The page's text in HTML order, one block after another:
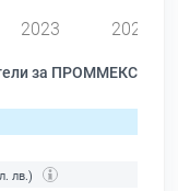
2023 2024
за ПРОММЕКС
лв.)